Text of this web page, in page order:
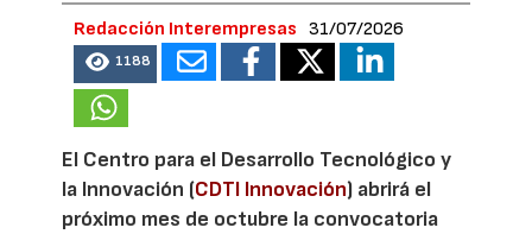
Redacción Interempresas 31/07/2026
1188
El Centro para el Desarrollo Tecnológico y
la Innovación (CDTI Innovación) abrirá el
próximo mes de octubre la convocatoria